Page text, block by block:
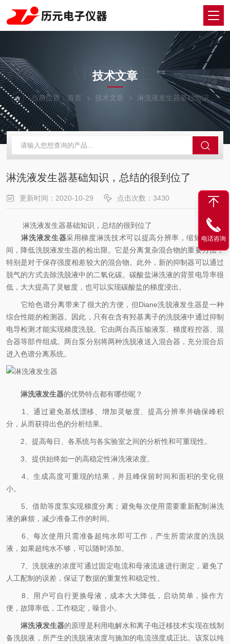
ARTICLES
技术文章
当前位置：首页 技术文章 淋洗液发生器基础知识，总结的很到位了
淋洗液发生器基础知识，总结的很到位了
更新时间：2020-10-29 点击次数：3430
淋洗液发生器基础知识，总结的很到位了
淋洗液发生器采用梯度淋洗技术可以提高分辨率，缩短分析时
间，降低洗脱液发生器的检出限。它是分离复杂混合物的重要方法，
特别是对于保存强度相差较大的混合物。此外，新的抑制器可以通过
脱气的方式去除洗脱液中的二氧化碳。碳酸盐淋洗液的背景电导率很
低，大大提高了灵敏度，也可以实现碳酸盐的梯度浸出。
它给色谱分离带来了很大的方便，但Diane洗脱液发生器是一种
综合性能的检测器。因此，只有在含有羟基离子的洗脱液中通过抑制
电导检测才能实现梯度洗脱。它由两台高压输液泵、梯度程控器、混
合器等部件组成。两台泵分别将两种洗脱液送入混合器，充分混合后
进入色谱分离系统。
淋洗液发生器的优势特点都有哪些呢？
1、通过避免基线漂移、增加灵敏度、提高分辨率并确保峰积
分，从而获得出色的分析结果。
2、提高每日、各系统与各实验室之间的分析性和可重现性。
3、提供始终如一的高稳定性淋洗液浓度。
4、生成高度可重现的结果，并且峰保留时间和面积的变化很
小。
5、借助等度泵实现梯度分离；避免每次使用需要重新配制淋洗
液的麻烦，减少准备工作的时间。
6、每次使用只需准备超纯水即可工作，产生所需浓度的洗脱
液，如果超纯水不够，可以随时添加。
7、洗脱液的浓度可通过固定电流和母液流速进行测定，避免了
人工配制的误差，保证了数据的重复性和稳定性。
8、用户可自行更换母液，成本大大降低，启动简单，操作方
便，故障率低，工作稳定，噪音小。
淋洗液发生器的原理是利用电解水和离子电迁移技术实现在线制
备洗脱液，所产生的洗脱液浓度与施加的电流强度成正比。该泵以纯
电话咨询